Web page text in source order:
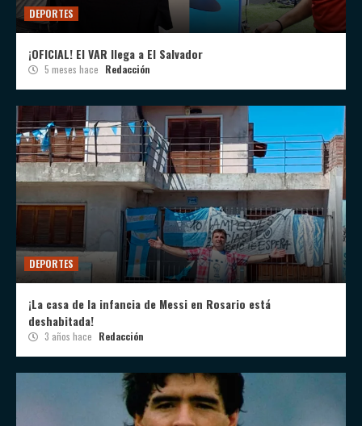
DEPORTES
¡OFICIAL! El VAR llega a El Salvador
5 meses hace Redacción
DEPORTES
¡La casa de la infancia de Messi en Rosario está
deshabitada!
3 años hace Redacción